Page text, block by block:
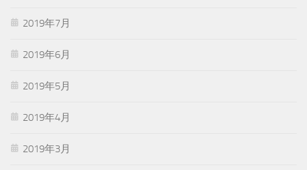
2019年7月
2019年6月
2019年5月
2019年4月
2019年3月